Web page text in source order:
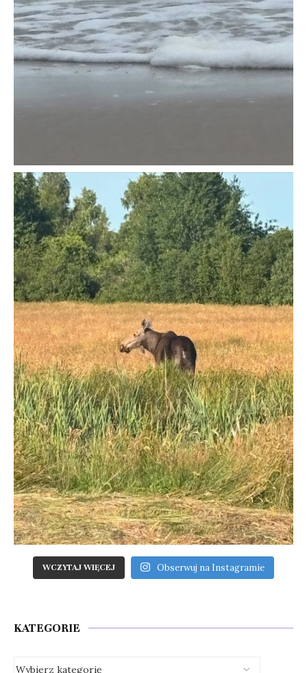
WCZYTAJ WIĘCEJ Obserwuj na Instagramie
KATEGORIE